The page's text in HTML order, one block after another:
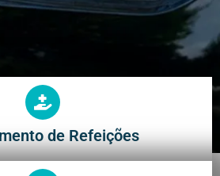
de Refeições